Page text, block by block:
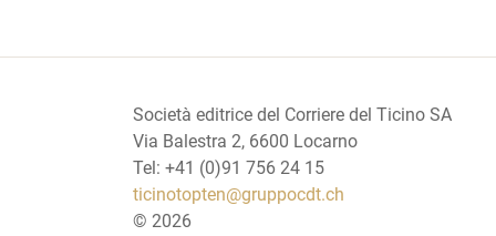
Società editrice del Corriere del Ticino SA
Via Balestra 2, 6600 Locarno
Tel: +41 (0)91 756 24 15
ticinotopten@gruppocdt.ch
© 2026